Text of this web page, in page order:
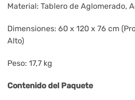
Material: Tablero de Aglomerado,
Dimensiones: 60 x 120 x 76 cm
Alto)
Peso: 17,7 kg
Contenido del Paquete